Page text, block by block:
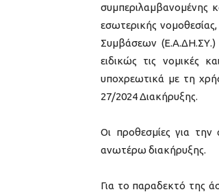
συμπεριλαμβανομένης
εσωτερικής
Συμβάσεων (Ε.Α.ΔΗ.ΣΥ.)
ειδικώς τις νομικές
υποχρεωτικά με τη
27/2024 Διακήρυξης.
Οι προθεσμίες για
ανωτέρω διακήρυξης.
Για το παραδεκτό της